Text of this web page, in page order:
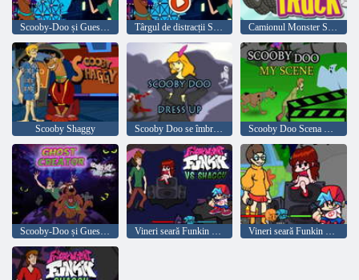
Scooby Shaggy Scooby Doo se îmbracă Scooby Doo Scena mea